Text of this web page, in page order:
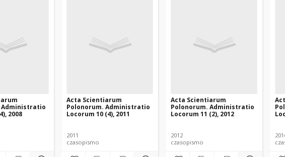
Administratio
2008
Acta Scientiarum
Polonorum. Administratio
Locorum 10 (4), 2011
2011
czasopismo
Acta Scientiarum
Polonorum. Administratio
Locorum 11 (2), 2012
2012
czasopismo